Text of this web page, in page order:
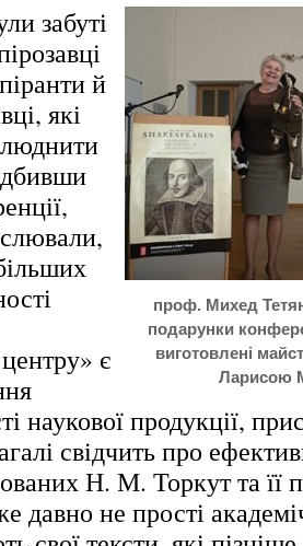
проф. Михед
подарунки
виготовлені
Ларисою
забуті
й
які
є
наукової продукції,
свідчить про
Н. М. Торкут та її
давно не прості